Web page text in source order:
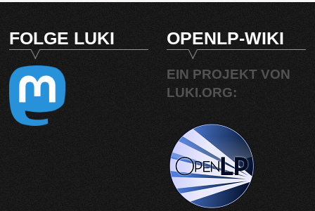
FOLGE LUKI OPENLP-WIKI
EIN PROJEKT VON
LUKI.ORG: